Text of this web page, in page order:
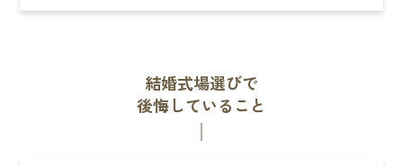
結婚式場選びで
後悔していること